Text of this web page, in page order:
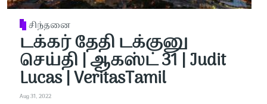
சிந்தனை
டக்கர் தேதி டக்குனு
செய்தி | ஆகஸ்ட் 31 | Judit
Lucas | VeritasTamil
Aug 31, 2022